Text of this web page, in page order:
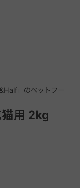
猫用 2kg
」のペットフー